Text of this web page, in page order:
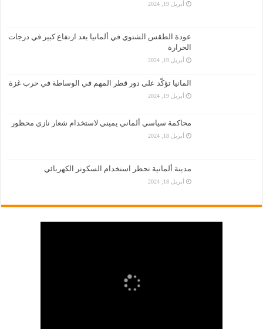
أبريل 19, 2024
عودة الطقس الشتوي في ألمانيا بعد ارتفاع كبير في درجات
الحرارة
أبريل 19, 2024
المانيا تؤكّد على دور قطر المهم في الوساطة في حرب غزة
أبريل 19, 2024
محاكمة سياسي ألماني يميني لاستخدام شعار نازي محظور
أبريل 18, 2024
مدينة ألمانية تحظر استخدام السكوتر الكهربائي
أبريل 18, 2024